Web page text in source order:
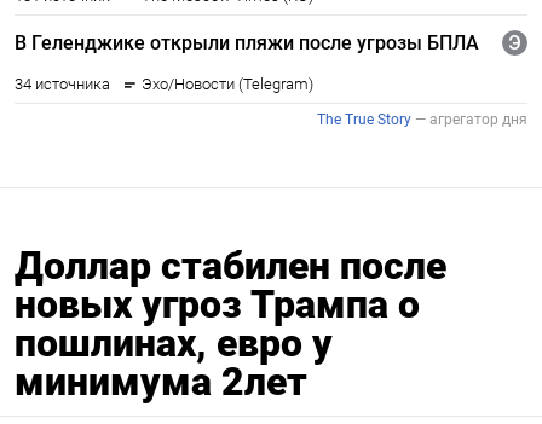
Доллар стабилен после
новых угроз Трампа о
пошлинах, евро у
минимума 2лет